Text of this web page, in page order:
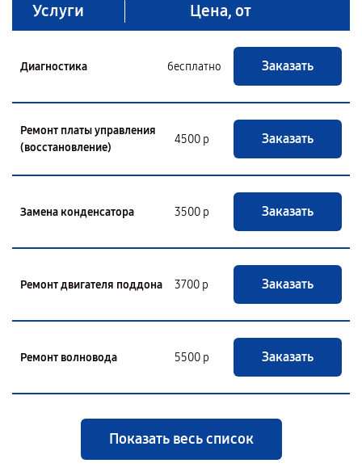
Услуги Цена, от
Диагностика бесплатно Заказать
Ремонт платы управления
(восстановление)
4500 р Заказать
Замена конденсатора 3500 р Заказать
Ремонт двигателя поддона 3700 р Заказать
Ремонт волновода 5500 р Заказать
Показать весь список